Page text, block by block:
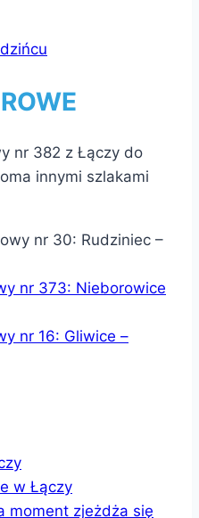
nr 382 z Łączy do
innymi szlakami
nr 30: Rudziniec –
nr 373: Nieborowice
nr 16: Gliwice –